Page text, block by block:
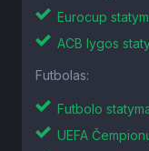
Eurocup
ACB lygos
Futbolas:
Futbolo
UEFA